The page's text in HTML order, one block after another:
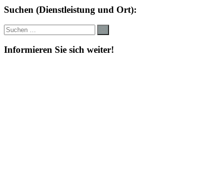
Suchen (Dienstleistung und Ort):
Suche
nach:
Informieren Sie sich weiter!